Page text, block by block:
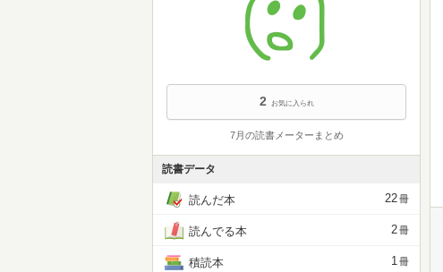
2 お気に入られ
7月の読書メーターまとめ
読書データ
読んだ本 22冊
読んでる本 2冊
積読本 1冊